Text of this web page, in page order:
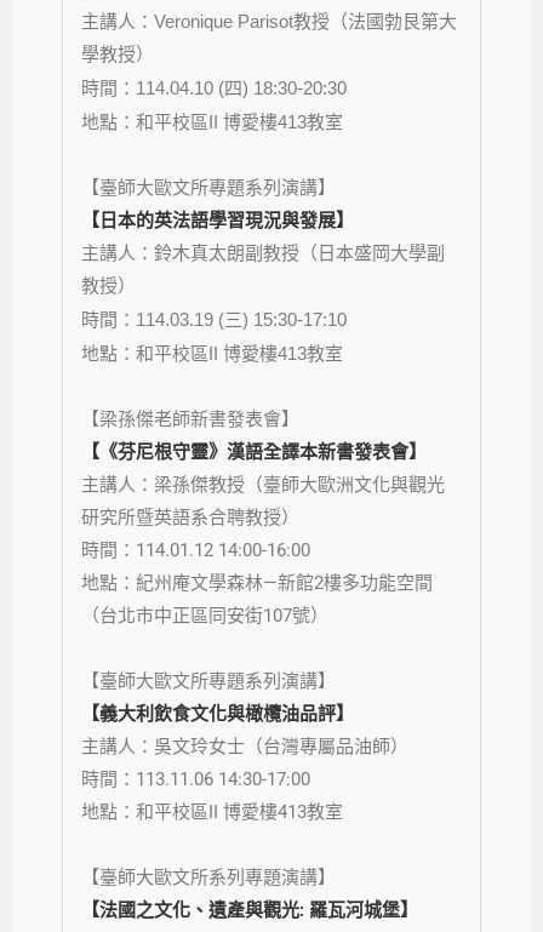
主講人：Veronique Parisot教授（法國勃艮第大
學教授）
時間： 114.04.10 (四) 18:30-20:30
地點：和平校區II博愛樓413教室
【臺師大歐文所專題系列演講】
【日本的英法語學習現況與發展】
主講人：鈴木真太朗副教授（日本盛岡大學副
教授）
時間： 114.03.19 (三) 15:30-17:10
地點：和平校區II博愛樓413教室
【梁孫傑老師新書發表會】
【《芬尼根守靈》漢語全譯本新書發表會】
主講人：梁孫傑教授（臺師大歐洲文化與觀光
研究所暨英語系合聘教授）
時間：114.01.12 14:00-16:00
地點：紀州庵文學森林—新館2樓多功能空間
（台北市中正區同安街107號）
【臺師大歐文所專題系列演講】
【義大利飲食文化與橄欖油品評】
主講人：吳文玲女士（台灣專屬品油師）
時間：113.11.06 14:30-17:00
地點：和平校區II 博愛樓413教室
【臺師大歐文所系列專題演講】
【法國之文化、遺產與觀光: 羅瓦河城堡】